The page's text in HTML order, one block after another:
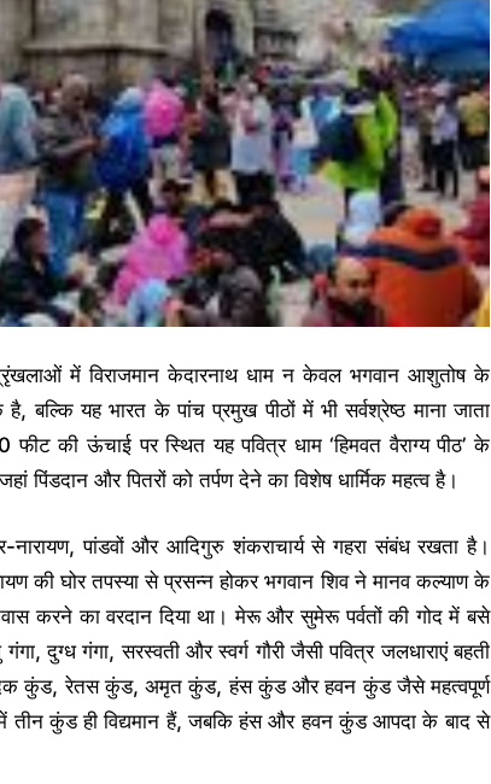
में विराजमान केदारनाथ धाम न केवल भगवान आशुतोष के
है, बल्कि यह भारत के पांच प्रमुख पीठों में भी सर्वश्रेष्ठ माना जाता
की ऊंचाई पर स्थित यह पवित्र धाम ‘हिमवत वैराग्य पीठ’ के
पिंडदान और पितरों को तर्पण देने का विशेष धार्मिक महत्व है।
नारायण, पांडवों और आदिगुरु शंकराचार्य से गहरा संबंध रखता है।
की घोर तपस्या से प्रसन्न होकर भगवान शिव ने मानव कल्याण के
करने का वरदान दिया था। मेरू और सुमेरू पर्वतों की गोद में बसे
दुग्ध गंगा, सरस्वती और स्वर्ग गौरी जैसी पवित्र जलधाराएं बहती
कुंड, रेतस कुंड, अमृत कुंड, हंस कुंड और हवन कुंड जैसे महत्वपूर्ण
तीन कुंड ही विद्यमान हैं, जबकि हंस और हवन कुंड आपदा के बाद से